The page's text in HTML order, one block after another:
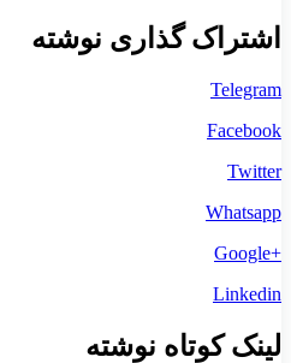
اشتراک گذاری نوشته
Telegram
Facebook
Twitter
Whatsapp
+Google
Linkedin
لینک کوتاه نوشته